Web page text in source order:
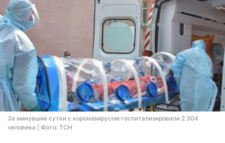
За минувшие сутки с коронавирусом госпитализировали 2 304
человека | Фото: ТСН